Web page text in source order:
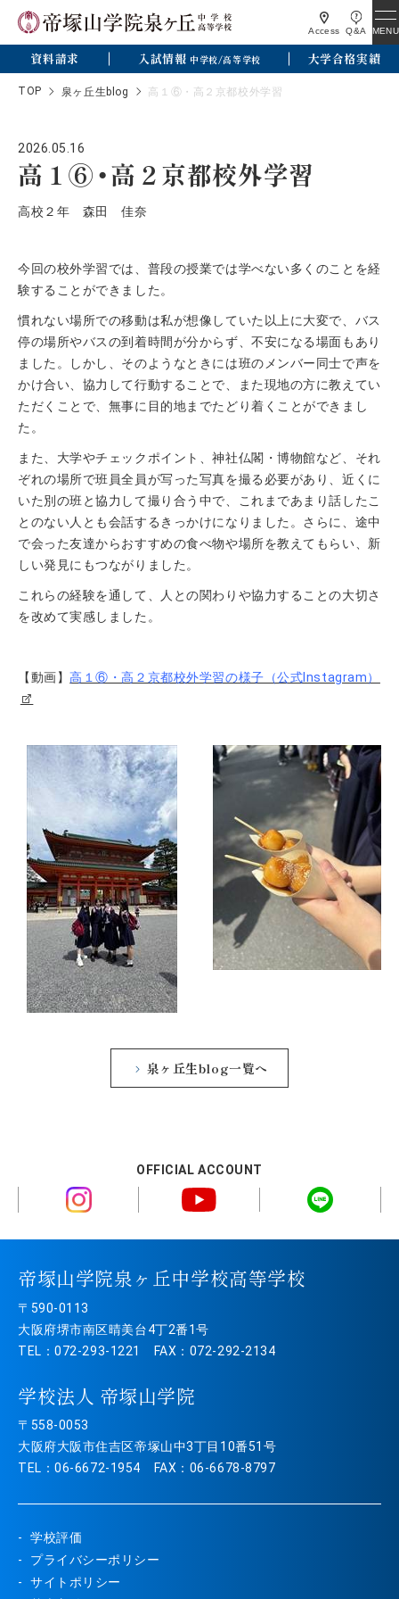
Access Q&A MENU
資料請求 入試情報 中学校/高等学校 大学合格実績
TOP 泉ヶ丘生blog 高１⑥・高２京都校外学習
2026.05.16
高１⑥・高２京都校外学習
高校２年 森田 佳奈
今回の校外学習では、普段の授業では学べない多くのことを経
験することができました。
慣れない場所での移動は私が想像していた以上に大変で、バス
停の場所やバスの到着時間が分からず、不安になる場面もあり
ました。しかし、そのようなときには班のメンバー同士で声を
かけ合い、協力して行動することで、また現地の方に教えてい
ただくことで、無事に目的地までたどり着くことができまし
た。
また、大学やチェックポイント、神社仏閣・博物館など、それ
ぞれの場所で班員全員が写った写真を撮る必要があり、近くに
いた別の班と協力して撮り合う中で、これまであまり話したこ
とのない人とも会話するきっかけになりました。さらに、途中
で会った友達からおすすめの食べ物や場所を教えてもらい、新
しい発見にもつながりました。
これらの経験を通して、人との関わりや協力することの大切さ
を改めて実感しました。
【動画】高１⑥・高２京都校外学習の様子（公式Instagram）
泉ヶ丘生blog一覧へ
OFFICIAL ACCOUNT
帝塚山学院泉ヶ丘中学校高等学校
〒590-0113
大阪府堺市南区晴美台4丁2番1号
TEL：072-293-1221 FAX：072-292-2134
学校法人 帝塚山学院
〒558-0053
大阪府大阪市住吉区帝塚山中3丁目10番51号
TEL：06-6672-1954 FAX：06-6678-8797
学校評価
プライバシーポリシー
サイトポリシー